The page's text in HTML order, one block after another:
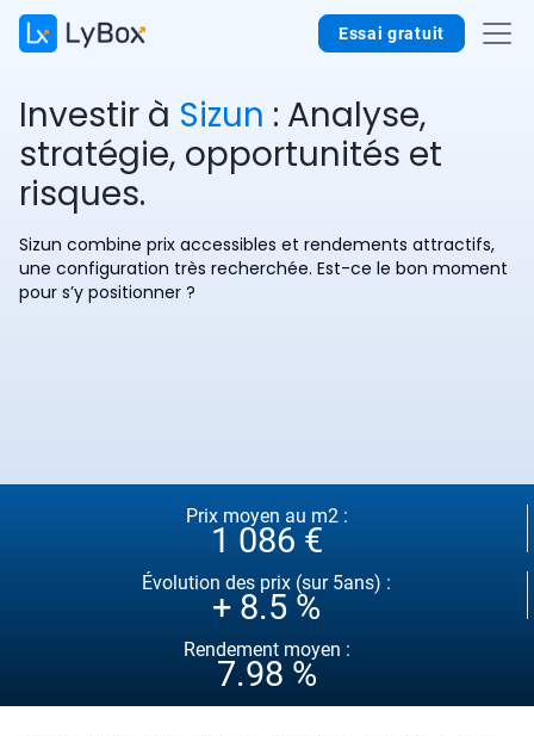
Essai gratuit
Investir à Sizun : Analyse,
stratégie, opportunités et
risques.
Sizun combine prix accessibles et rendements attractifs,
une configuration très recherchée. Est-ce le bon moment
pour s’y positionner ?
Prix moyen au m2 :
1 086 €
Évolution des prix (sur 5ans) :
+ 8.5 %
Rendement moyen :
7.98 %